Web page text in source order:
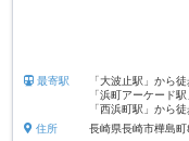
最寄駅
「大波止駅」から
「浜町アーケード
「西浜町駅」から
住所
長崎県長崎市樺島